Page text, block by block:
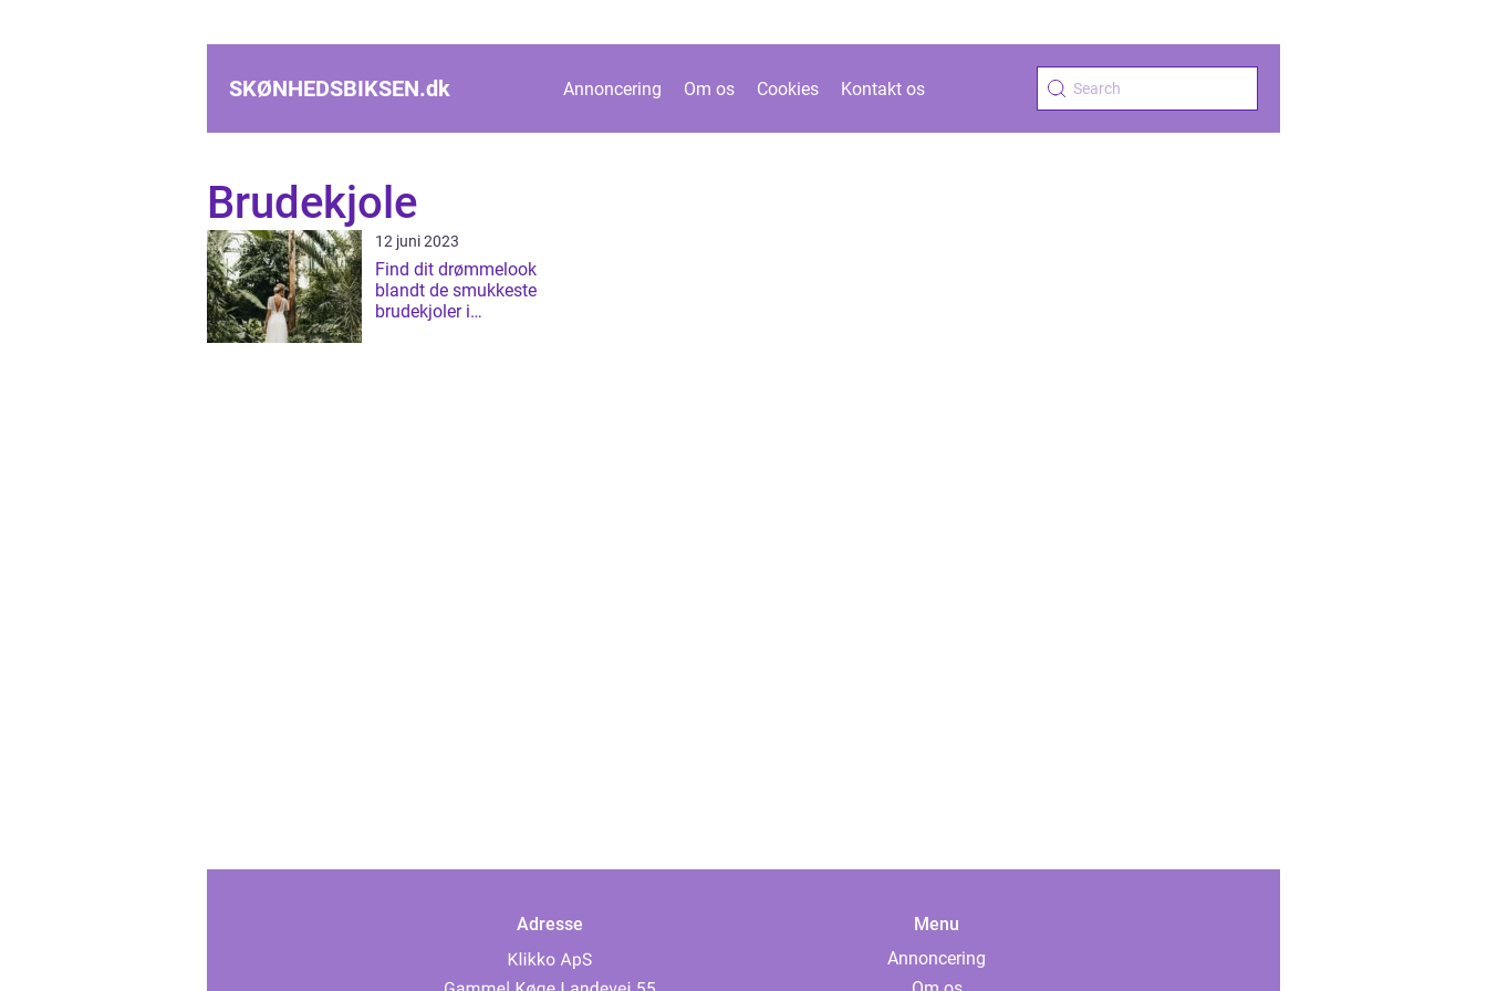
SKØNHEDSBIKSEN.dk Annoncering Om os Cookies Kontakt os
Brudekjole
12 juni 2023
Find dit drømmelook
blandt de smukkeste
brudekjoler i
Adresse
Menu
Annoncering